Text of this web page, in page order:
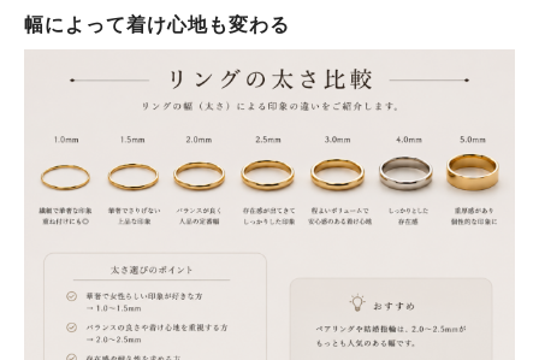
幅によって着け心地も変わる